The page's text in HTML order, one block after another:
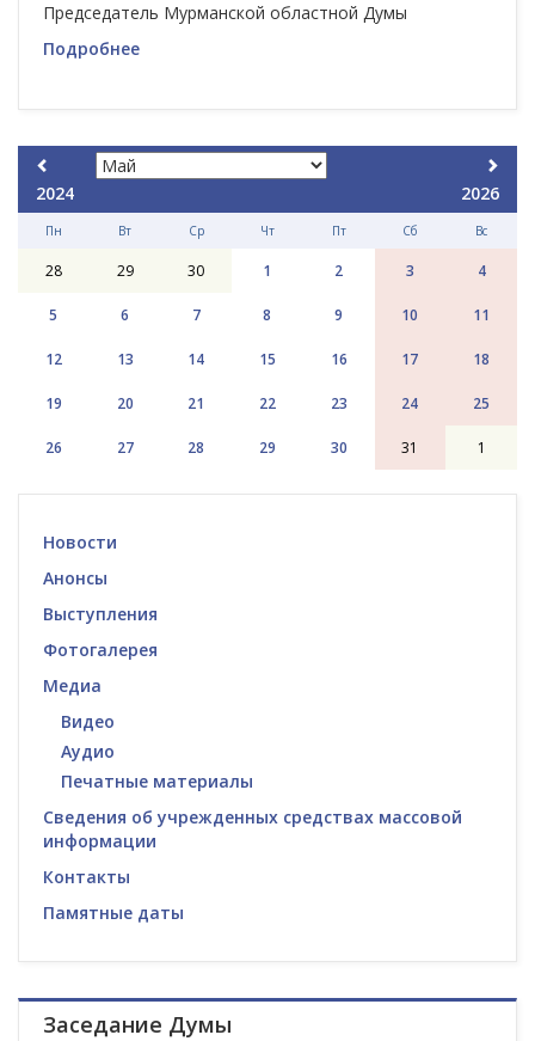
Председатель Мурманской областной Думы
Подробнее
2024 2026
Пн Вт Ср Чт Пт Сб Вс
28 29 30 1 2 3 4
5 6 7 8 9 10 11
12 13 14 15 16 17 18
19 20 21 22 23 24 25
26 27 28 29 30 31 1
Новости
Анонсы
Выступления
Фотогалерея
Медиа
Видео
Аудио
Печатные материалы
Сведения об учрежденных средствах массовой
информации
Контакты
Памятные даты
Заседание Думы